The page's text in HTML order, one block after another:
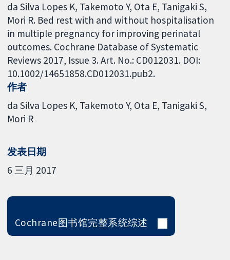
da Silva Lopes K, Takemoto Y, Ota E, Tanigaki S,
Mori R. Bed rest with and without hospitalisation
in multiple pregnancy for improving perinatal
outcomes. Cochrane Database of Systematic
Reviews 2017, Issue 3. Art. No.: CD012031. DOI:
10.1002/14651858.CD012031.pub2.
作者
da Silva Lopes K Takemoto Y Ota E Tanigaki S
Mori R
发表日期
6 三月 2017
Cochrane图书馆完整系统综述